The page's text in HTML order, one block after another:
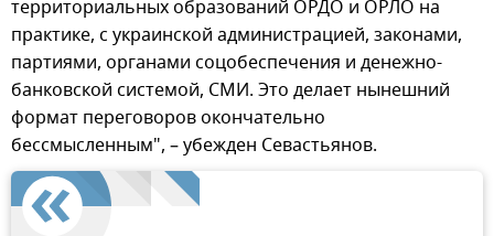
территориальных образований ОРДО и ОРЛО на
практике, с украинской администрацией, законами,
партиями, органами соцобеспечения и денежно-
банковской системой, СМИ. Это делает нынешний
формат переговоров окончательно
бессмысленным", – убежден Севастьянов.